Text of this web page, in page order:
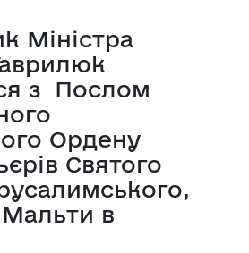
Міністра
з Послом
Ордену
Святого
Мальти в